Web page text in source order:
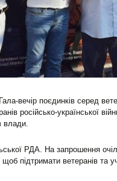
вечір поєдинків серед
російсько-української
влади.
РДА. На запрошення
підтримати ветеранів та